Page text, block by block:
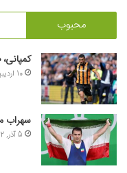
محبوب
کمپانی،
10 اردیبهشت, 1402
سهراب
5 آذر, 1402